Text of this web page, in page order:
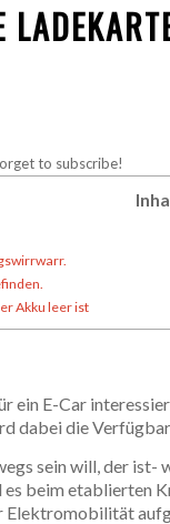
to subscribe!
Akku leer ist
ein E-Car
dabei die
sein will, der ist-
es beim